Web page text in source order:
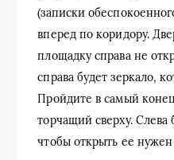
(записки
вперед по коридору.
площадку справа не
справа будет зеркало,
Пройдите в самый
торчащий сверху. Слева
чтобы открыть ее нужен